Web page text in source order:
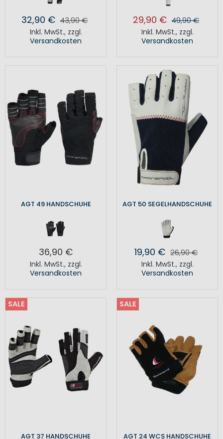
32,90 € 43,90 €
Inkl. MwSt., zzgl.
Versandkosten
29,90 € 49,90 €
Inkl. MwSt., zzgl.
Versandkosten
AGT 49 HANDSCHUHE
36,90 €
Inkl. MwSt., zzgl.
Versandkosten
AGT 50 SEGELHANDSCHUHE
19,90 € 26,90 €
Inkl. MwSt., zzgl.
Versandkosten
SALE
AGT 37 HANDSCHUHE
SALE
AGT 24 WCS HANDSCHUHE